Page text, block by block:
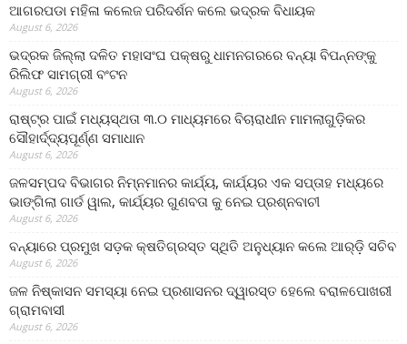
ଆଗରପଡା ମହିଳା କଲେଜ ପରିଦର୍ଶନ କଲେ ଭଦ୍ରକ ବିଧାୟକ
August 6, 2026
ଭଦ୍ରକ ଜିଲ୍ଲା ଦଳିତ ମହାସଂଘ ପକ୍ଷରୁ ଧାମନଗରରେ ବନ୍ୟା ବିପନ୍ନଙ୍କୁ
ରିଲିଫ ସାମଗ୍ରୀ ବଂଟନ
August 6, 2026
ରାଷ୍ଟ୍ର ପାଇଁ ମଧ୍ୟସ୍ଥତା ୩.୦ ମାଧ୍ୟମରେ ବିଚାରାଧୀନ ମାମଲାଗୁଡ଼ିକର
ସୌହାର୍ଦ୍ଦ୍ୟପୂର୍ଣ୍ଣ ସମାଧାନ
August 6, 2026
ଜଳସମ୍ପଦ ବିଭାଗର ନିମ୍ନମାନର କାର୍ଯ୍ୟ, କାର୍ଯ୍ୟର ଏକ ସପ୍ତାହ ମଧ୍ୟରେ
ଭାଙ୍ଗିଲା ଗାର୍ଡ ୱାଲ, କାର୍ଯ୍ୟର ଗୁଣବତା କୁ ନେଇ ପ୍ରଶ୍ନବାଚୀ
August 6, 2026
ବନ୍ୟାରେ ପ୍ରମୁଖ ସଡ଼କ କ୍ଷତିଗ୍ରସ୍ତ ସ୍ଥିତି ଅନୁଧ୍ୟାନ କଲେ ଆର୍‌ଡ଼ି ସଚିବ
August 6, 2026
ଜଳ ନିଷ୍କାସନ ସମସ୍ୟା ନେଇ ପ୍ରଶାସନର ଦ୍ୱାରସ୍ତ ହେଲେ ବରାଳପୋଖରୀ
ଗ୍ରାମବାସୀ
August 6, 2026